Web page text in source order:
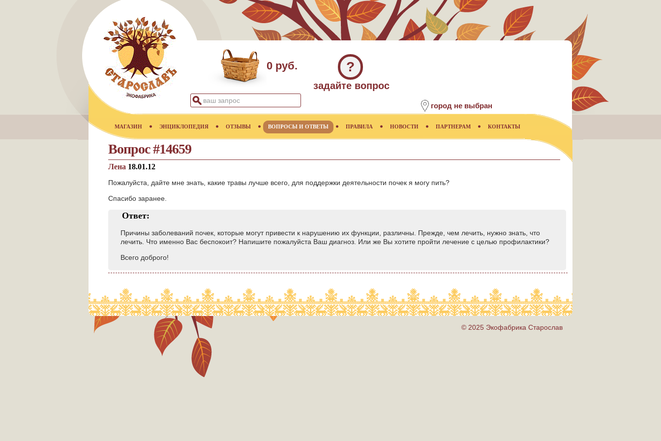
0 руб. ?
задайте вопрос
город не выбран
МАГАЗИН ЭНЦИКЛОПЕДИЯ ОТЗЫВЫ ВОПРОСЫ И ОТВЕТЫ ПРАВИЛА НОВОСТИ ПАРТНЕРАМ КОНТАКТЫ
Вопрос #14659
Лена 18.01.12
Пожалуйста, дайте мне знать, какие травы лучше всего, для поддержки деятельности почек я могу пить?
Спасибо заранее.
Ответ:
Причины заболеваний почек, которые могут привести к нарушению их функции, различны. Прежде, чем лечить, нужно знать, что
лечить. Что именно Вас беспокоит? Напишите пожалуйста Ваш диагноз. Или же Вы хотите пройти лечение с целью профилактики?
Всего доброго!
© 2025 Экофабрика Старослав